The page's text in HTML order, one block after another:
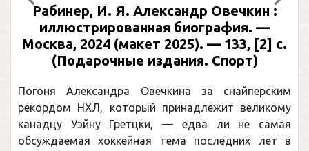
Рабинер, И. Я. Александр Овечкин :
иллюстрированная биография. —
Москва, 2024 (макет 2025). — 133, [2] с.
(Подарочные издания. Спорт)
Погоня Александра Овечкина за снайперским
рекордом НХЛ, который принадлежит великому
канадцу Уэйну Гретцки, — едва ли не самая
обсуждаемая хоккейная тема последних лет в
Предыдущий